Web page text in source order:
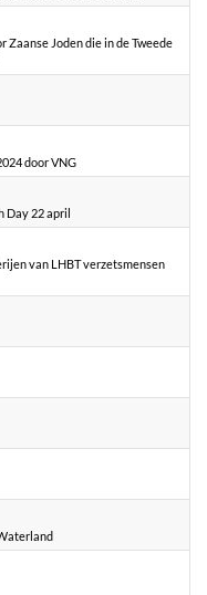
Joden die in de Tweede
door VNG
Day 22 april
van LHBT verzetsmensen